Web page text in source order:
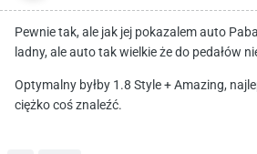
Pewnie tak, ale jak jej pokazalem auto
ladny, ale auto tak wielkie że do pedałów
Optymalny byłby 1.8 Style + Amazing,
ciężko coś znaleźć.